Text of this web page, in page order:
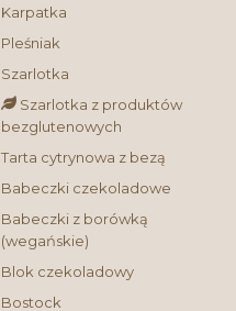
Karpatka
Pleśniak
Szarlotka
bezglutenowych
Tarta cytrynowa z bezą
Babeczki czekoladowe
Babeczki z borówką
(wegańskie)
Blok czekoladowy
Bostock